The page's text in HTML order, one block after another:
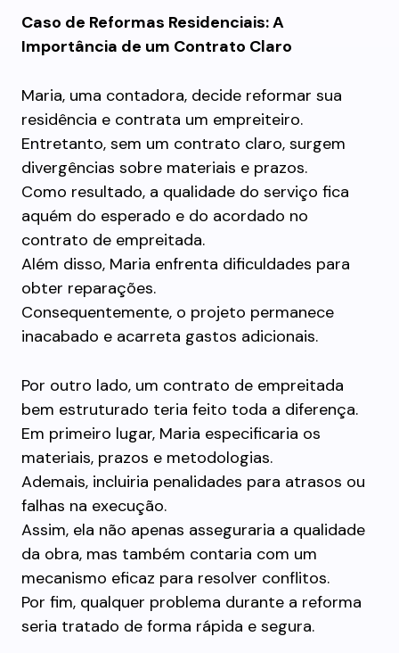
Caso de Reformas Residenciais: A
Importância de um Contrato Claro
Maria, uma contadora, decide reformar sua
residência e contrata um empreiteiro.
Entretanto, sem um contrato claro, surgem
divergências sobre materiais e prazos.
Como resultado, a qualidade do serviço fica
aquém do esperado e do acordado no
contrato de empreitada.
Além disso, Maria enfrenta dificuldades para
obter reparações.
Consequentemente, o projeto permanece
inacabado e acarreta gastos adicionais.
Por outro lado, um contrato de empreitada
bem estruturado teria feito toda a diferença.
Em primeiro lugar, Maria especificaria os
materiais, prazos e metodologias.
Ademais, incluiria penalidades para atrasos ou
falhas na execução.
Assim, ela não apenas asseguraria a qualidade
da obra, mas também contaria com um
mecanismo eficaz para resolver conflitos.
Por fim, qualquer problema durante a reforma
seria tratado de forma rápida e segura.